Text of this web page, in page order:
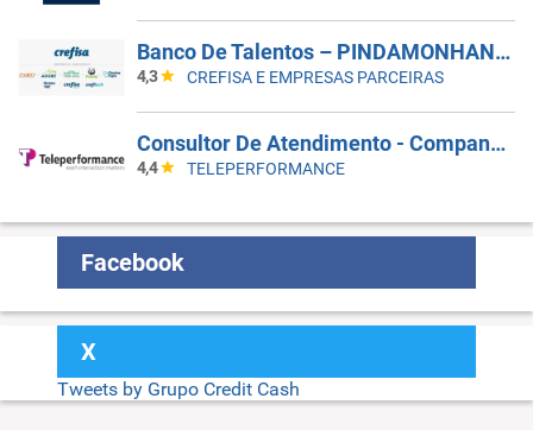
Banco De Talentos – PINDAMONHANGABA
4,3 CREFISA E EMPRESAS PARCEIRAS
Consultor De Atendimento - Companhia Aérea | Inglês Intermediário B2 | Parnamirim/RN
4,4 TELEPERFORMANCE
Facebook
X
Tweets by Grupo Credit Cash